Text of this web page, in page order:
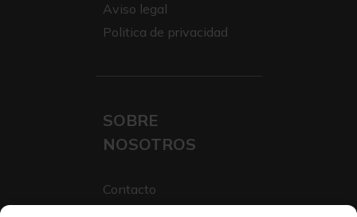
Aviso legal
Politica de privacidad
SOBRE
NOSOTROS
Contacto